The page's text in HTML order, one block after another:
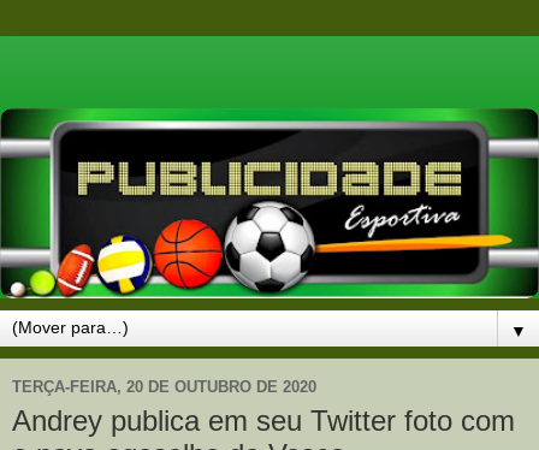
▼
TERÇA-FEIRA, 20 DE OUTUBRO DE 2020
Andrey publica em seu Twitter foto com